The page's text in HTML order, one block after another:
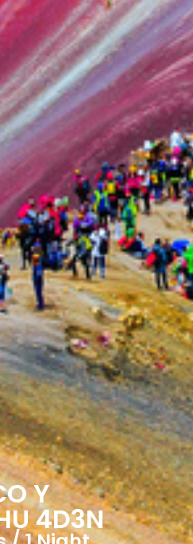
Y
4D3N